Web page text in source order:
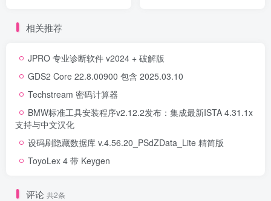
相关推荐
JPRO 专业诊断软件 v2024 + 破解版
GDS2 Core 22.8.00900 包含 2025.03.10
Techstream 密码计算器
BMW标准工具安装程序v2.12.2发布：集成最新ISTA 4.31.1x
支持与中文汉化
设码刷隐藏数据库 v.4.56.20_PSdZData_Lite 精简版
ToyoLex 4 带 Keygen
评论 共2条